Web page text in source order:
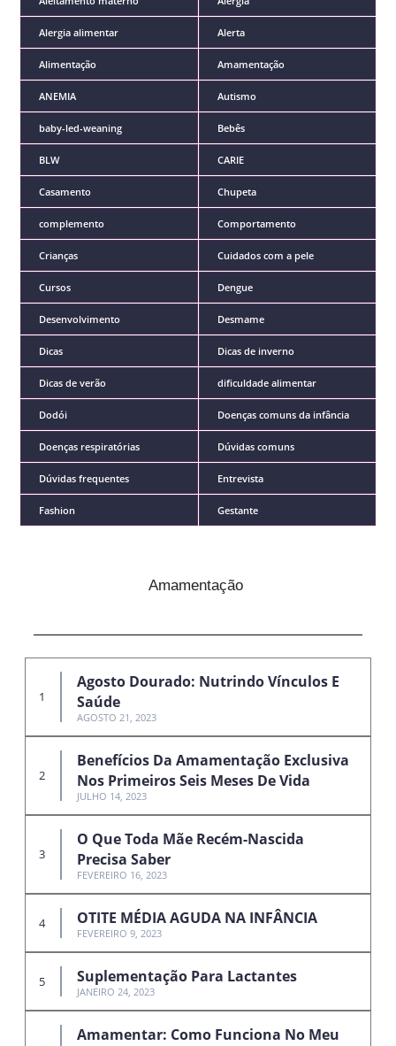
Alergia alimentar Alerta
Alimentação Amamentação
ANEMIA Autismo
baby-led-weaning Bebês
BLW CARIE
Casamento Chupeta
complemento Comportamento
Crianças Cuidados com a pele
Cursos Dengue
Desenvolvimento Desmame
Dicas Dicas de inverno
Dicas de verão dificuldade alimentar
Dodói Doenças comuns da infância
Doenças respiratórias Dúvidas comuns
Dúvidas frequentes Entrevista
Fashion Gestante
Amamentação
Agosto Dourado: Nutrindo Vínculos E
Saúde
AGOSTO 21, 2023
Benefícios Da Amamentação Exclusiva
Nos Primeiros Seis Meses De Vida
JULHO 14, 2023
O Que Toda Mãe Recém-Nascida
Precisa Saber
FEVEREIRO 16, 2023
OTITE MÉDIA AGUDA NA INFÂNCIA
FEVEREIRO 9, 2023
Suplementação Para Lactantes
JANEIRO 24, 2023
Amamentar: Como Funciona No Meu